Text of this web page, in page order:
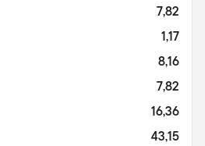
7,82
1,17
8,16
7,82
16,36
43,15